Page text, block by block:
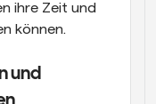
ihre Zeit und
können.
und